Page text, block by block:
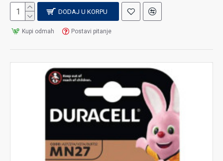
DODAJ U KORPU
Kupi odmah Postavi pitanje